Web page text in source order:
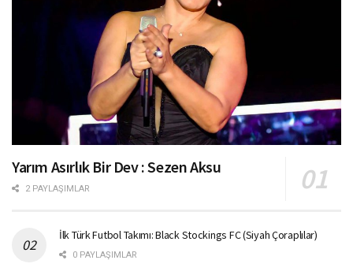
Yarım Asırlık Bir Dev : Sezen Aksu
2 PAYLAŞIMLAR
İlk Türk Futbol Takımı: Black Stockings FC (Siyah Çoraplılar)
0 PAYLAŞIMLAR